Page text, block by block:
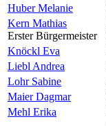
Huber Melanie
Kern Mathias
Erster Bürgermeister
Knöckl Eva
Liebl Andrea
Lohr Sabine
Maier Dagmar
Mehl Erika